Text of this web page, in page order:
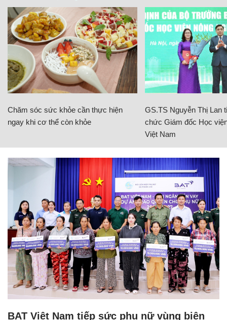
Chăm sóc sức khỏe cần thực hiện
ngay khi cơ thể còn khỏe
GS.TS Nguyễn Thị Lan
chức Giám đốc Học
Việt Nam
BAT Việt Nam tiếp sức phụ nữ vùng biên